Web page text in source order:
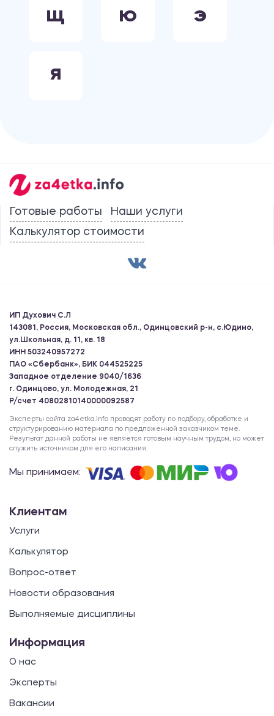
Щ Ю Э
Я
Готовые работы
Наши услуги
Калькулятор стоимости
ИП Духович С.Л
143081, Россия, Московская обл., Одинцовский р-н, с.Юдино,
ул.Школьная, д. 11, кв. 18
ИНН 503240957272
ПАО «Сбербанк», БИК 044525225
Западное отделение 9040/1636
г. Одинцово, ул. Молодежная, 21
Р/счет 40802810140000092587
Эксперты сайта za4etka.info проводят работу по подбору, обработке и
структурированию материала по предложенной заказчиком теме.
Результат данной работы не является готовым научным трудом, но может
служить источником для его написания.
Мы принимаем:
Клиентам
Услуги
Калькулятор
Вопрос-ответ
Новости образования
Выполняемые дисциплины
Информация
О нас
Эксперты
Вакансии